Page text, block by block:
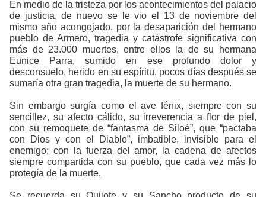
En medio de la tristeza por los acontecimientos del palacio
de justicia, de nuevo se le vio el 13 de noviembre del
mismo año acongojado, por la desaparición del hermano
pueblo de Armero, tragedia y catástrofe significativa con
más de 23.000 muertes, entre ellos la de su hermana
Eunice Parra, sumido en ese profundo dolor y
desconsuelo, herido en su espíritu, pocos días después se
sumaría otra gran tragedia, la muerte de su hermano.
Sin embargo surgía como el ave fénix, siempre con su
sencillez, su afecto cálido, su irreverencia a flor de piel,
con su remoquete de “fantasma de Siloé”, que “pactaba
con Dios y con el Diablo”, imbatible, invisible para el
enemigo; con la fuerza del amor, la cadena de afectos
siempre compartida con su pueblo, que cada vez más lo
protegía de la muerte.